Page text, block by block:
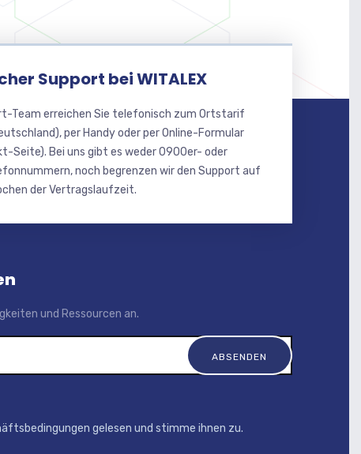
Support bei WITALEX
Team erreichen Sie telefonisch zum Ortstarif
per Handy oder per Online-Formular
Seite). Bei uns gibt es weder 0900er- oder
noch begrenzen wir den Support auf
der Vertragslaufzeit.
und Ressourcen an.
gelesen und stimme ihnen zu.